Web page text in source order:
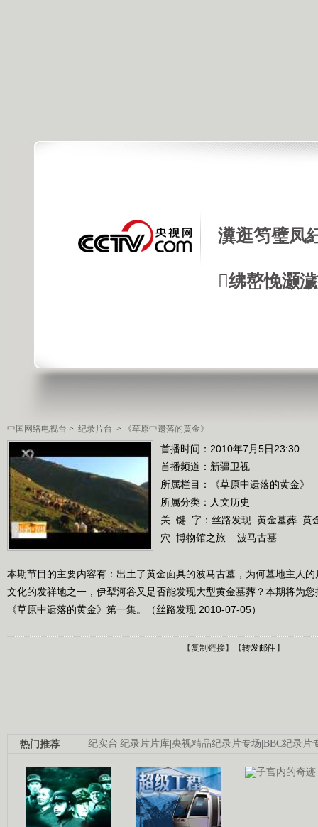
瀵逛笉璧凤
绋嶅悗灏
中国网络电视台 > 纪录片台 > 《草原中遗落的黄金》
首播时间：2010年7月5日23:30
首播频道： 新疆卫视
所属栏目：
《草原中遗落的黄金》
所属分类：人文历史
关 键 字： 丝路发现 黄金墓葬 黄
穴 博物馆之旅 波马古墓
本期节目的主要内容有：出土了黄金面具的波马古墓，为何墓地主人
文化的发祥地之一，伊犁河谷又是否能发现大型黄金墓葬？本期将为您
《草原中遗落的黄金》第一集。（丝路发现 2010-07-05）
【复制链接】【转发邮件 】
纪实台 纪录片片库 央视精品纪录片专场 BBC纪录片
热门推荐